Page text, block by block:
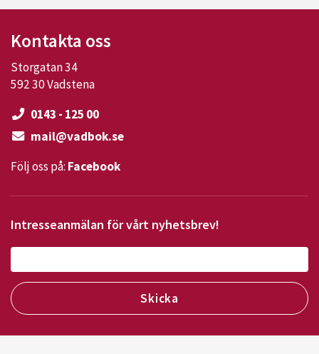
Kontakta oss
Storgatan 34
592 30 Vadstena
0143 - 125 00
mail@vadbok.se
Följ oss på: Facebook
Intresseanmälan för vårt nyhetsbrev!